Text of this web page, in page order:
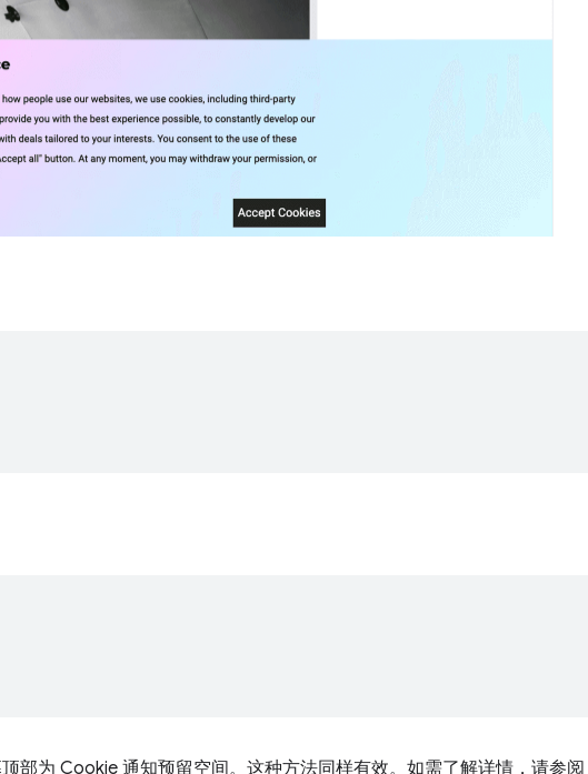
部为 Cookie 通知预留空间。这种方法同样有效。如需了解详情，请参阅